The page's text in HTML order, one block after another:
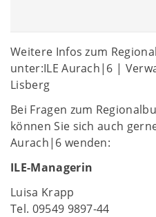
Weitere Infos zum
unter:ILE Aurach|6 |
Lisberg
Bei Fragen zum
können Sie sich auch
Aurach|6 wenden:
ILE-Managerin
Luisa Krapp
Tel. 09549 9897-44